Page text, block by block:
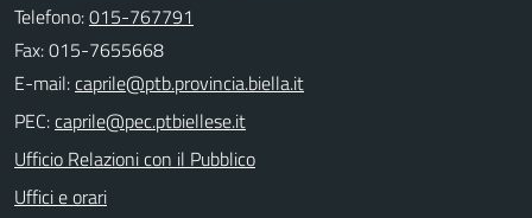
Telefono:015-767791
Fax: 015-7655668
E-mail:
PEC:
Ufficio Relazioni con il Pubblico
Uffici e orari